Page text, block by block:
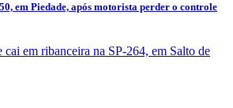
em Piedade, após motorista perder o controle